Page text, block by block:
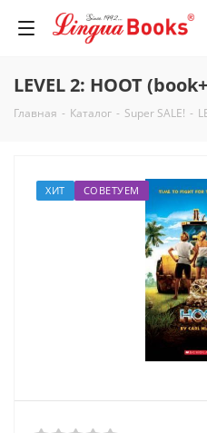
LEVEL 2: HOOT
Главная - Каталог - Super SALE! -
ХИТ СОВЕТУЕМ